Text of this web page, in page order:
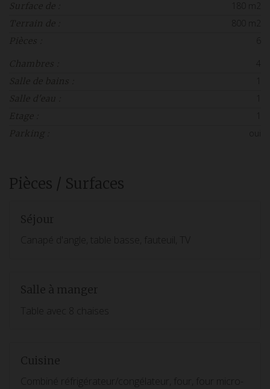
Surface de :
Terrain de :
Pièces :
Chambres : 4
Salle de bains :
Salle d'eau :
Etage :
Parking :
Pièces / Surfaces
Séjour
Canapé d'angle, table basse, fauteuil, TV
Salle à manger
Table avec 8 chaises
Cuisine
Combiné réfrigérateur/congélateur, four, four micro-